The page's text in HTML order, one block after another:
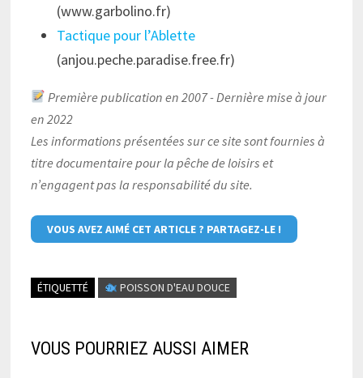
(www.garbolino.fr)
Tactique pour l’Ablette
(anjou.peche.paradise.free.fr)
Première publication en 2007 - Dernière mise à jour
en 2022
Les informations présentées sur ce site sont fournies à
titre documentaire pour la pêche de loisirs et
n’engagent pas la responsabilité du site.
VOUS AVEZ AIMÉ CET ARTICLE ? PARTAGEZ-LE !
ÉTIQUETTÉ POISSON D'EAU DOUCE
VOUS POURRIEZ AUSSI AIMER